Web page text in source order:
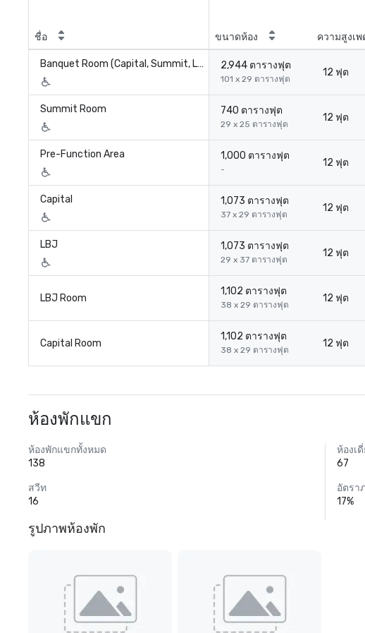
ชื่อ ขนาดห้อง ความสูงเ
Banquet Room (Capital, Summit, LBJ) 2,944 ตารางฟุต
101 x 29 ตารางฟุต
12 ฟุต
Summit Room 740 ตารางฟุต
29 x 25 ตารางฟุต
12 ฟุต
Pre-Function Area 1,000 ตารางฟุต
-
12 ฟุต
Capital 1,073 ตารางฟุต
37 x 29 ตารางฟุต
12 ฟุต
LBJ 1,073 ตารางฟุต
29 x 37 ตารางฟุต
12 ฟุต
LBJ Room
1,102 ตารางฟุต
38 x 29 ตารางฟุต
12 ฟุต
Capital Room
1,102 ตารางฟุต
38 x 29 ตารางฟุต
12 ฟุต
ห้องพักแขก
ห้องพักแขกทั้งหมด
138
ห้องเ
67
สวีท
16
อัตรา
17%
รูปภาพห้องพัก